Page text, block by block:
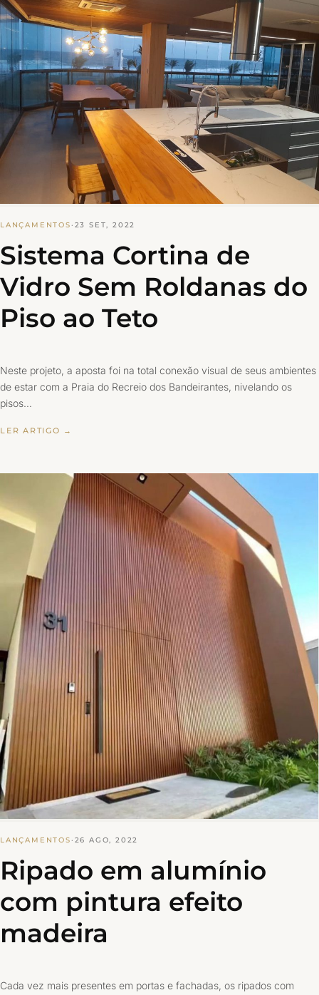
LANÇAMENTOS· 23 SET, 2022
Sistema Cortina de
Vidro Sem Roldanas do
Piso ao Teto
Neste projeto, a aposta foi na total conexão visual de seus ambientes
de estar com a Praia do Recreio dos Bandeirantes, nivelando os
pisos…
LER ARTIGO →
LANÇAMENTOS· 26 AGO, 2022
Ripado em alumínio
com pintura efeito
madeira
Cada vez mais presentes em portas e fachadas, os ripados com